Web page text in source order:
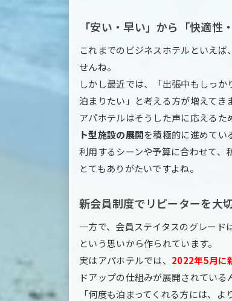
「安い・早い」から「快適性
これまでのビジネスホテルといえ
せんね。
しかし最近では、「出張中もしっ
泊まりたい」と考える方が増えてき
アパホテルはそうした声に応えるた
ト型施設の展開を積極的に進めてい
利用するシーンや予算に合わせて、
とてもありがたいですよね。
新会員制度でリピーターを大
一方で、会員ステイタスのグレード
という思いから作られています。
実はアパホテルでは、 2022年5月に
ドアップの仕組みが展開されている
「何度も泊まってくれる方には、